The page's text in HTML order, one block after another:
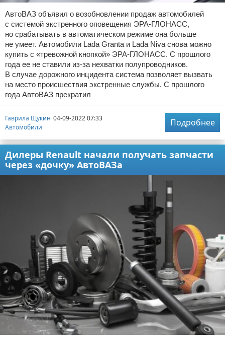
АвтоВАЗ объявил о возобновлении продаж автомобилей
с системой экстренного оповещения ЭРА-ГЛОНАСС,
но срабатывать в автоматическом режиме она больше
не умеет. Автомобили Lada Granta и Lada Niva снова можно
купить с «тревожной кнопкой» ЭРА-ГЛОНАСС. С прошлого
года ее не ставили из-за нехватки полупроводников.
В случае дорожного инцидента система позволяет вызвать
на место происшествия экстренные службы. С прошлого
года АвтоВАЗ прекратил
Гаврила Щукин 04-09-2022 07:33
Автомобили
Подробнее
Дилеры Renault начали получать запчасти
через «дочку» АвтоВАЗа